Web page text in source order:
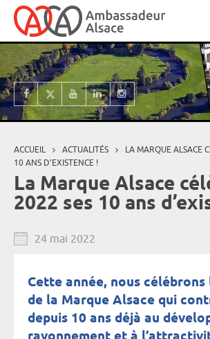
Aller au contenu principal
Vous êtes ici
ACCUEIL ACTUALITÉS
LA MARQUE ALSACE
10 ANS D’EXISTENCE !
La Marque Alsace
2022 ses 10 ans
24 mai 2022
Cette année, nous célébrons
de la Marque Alsace qui
depuis 10 ans déjà au
Panneau de gestion des cookies